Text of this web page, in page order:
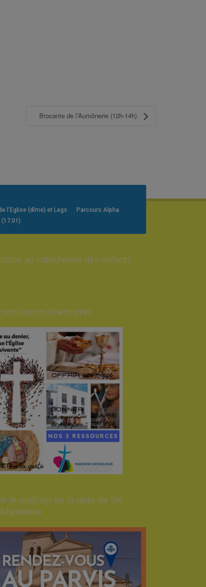
Brocante de l’Aumônerie (12h-14h)
l’Eglise (dîme) et Legs
Parcours Alpha
au catéchisme des enfants
financières
le podcast de la visite de Ste